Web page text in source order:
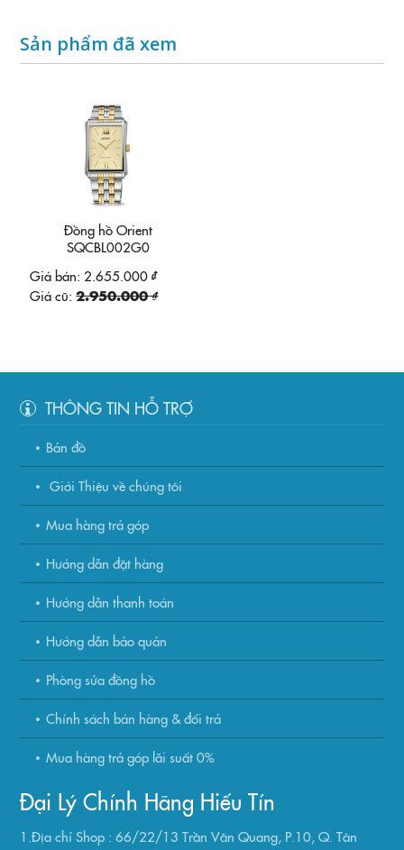
Sản phẩm đã xem
Đồng hồ Orient
SQCBL002G0
Giá bán: 2.655.000 ₫
Giá cũ: 2.950.000 ₫
THÔNG TIN HỖ TRỢ
Bản đồ
Giới Thiệu về chúng tôi
Mua hàng trả góp
Hướng dẫn đặt hàng
Hướng dẫn thanh toán
Hướng dẫn bảo quản
Phòng sửa đồng hồ
Chính sách bán hàng & đổi trả
Mua hàng trả góp lãi suất 0%
Đại Lý Chính Hãng Hiếu Tín
1.Địa chỉ Shop : 66/22/13 Trần Văn Quang, P.10, Q. Tân